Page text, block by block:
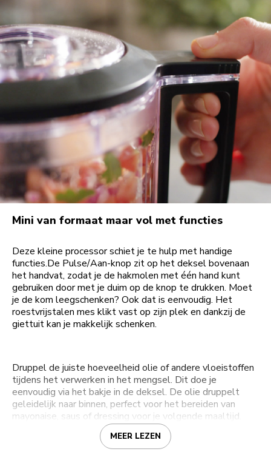
Mini van formaat maar vol met functies
Deze kleine processor schiet je te hulp met handige
functies.De Pulse/Aan-knop zit op het deksel bovenaan
het handvat, zodat je de hakmolen met één hand kunt
gebruiken door met je duim op de knop te drukken. Moet
je de kom leegschenken? Ook dat is eenvoudig. Het
roestvrijstalen mes klikt vast op zijn plek en dankzij de
giettuit kan je makkelijk schenken.
Druppel de juiste hoeveelheid olie of andere vloeistoffen
tijdens het verwerken in het mengsel. Dit doe je
eenvoudig via het bakje in de deksel. De olie druppelt
geleidelijk naar binnen, perfect voor het bereiden van
mayonaise, saus of dressing voor je volgende maaltijd.
MEER LEZEN